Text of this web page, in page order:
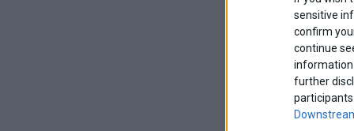
sensitive
confirm
continue
information
further